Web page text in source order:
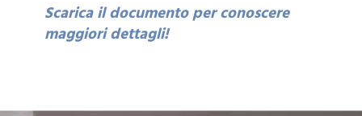
Scarica il documento per conoscere
maggiori dettagli!